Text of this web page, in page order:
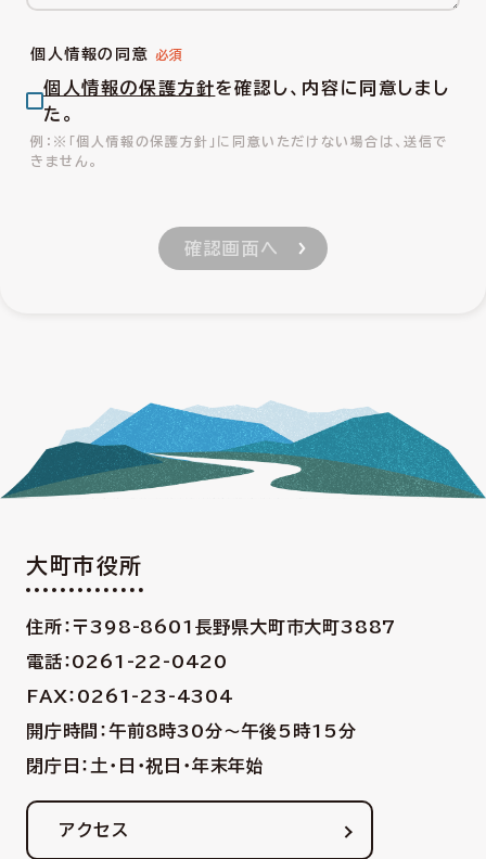
個人情報の同意
個人情報の保護方針を確認し、内容に同意しまし
た。
※「個人情報の保護方針」に同意いただけない場合は、送信で
きません。
大町市役所
住所：〒398-8601 長野県大町市大町3887
電話：0261-22-0420
FAX：0261-23-4304
開庁時間：午前8時30分〜午後5時15分
閉庁日：土・日・祝日・年末年始
アクセス